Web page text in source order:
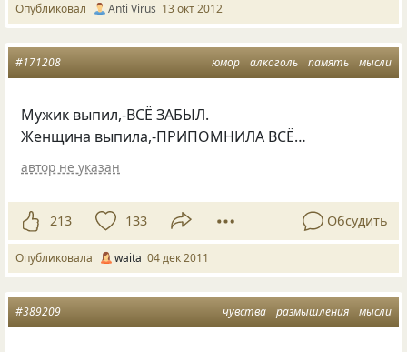
Опубликовал Anti Virus 13 окт 2012
юмор алкоголь память мысли
#171208
Мужик выпил,-ВСЁ ЗАБЫЛ.
Женщина выпила,-ПРИПОМНИЛА ВСЁ…
автор не указан
213 133 Обсудить
Опубликовала waita 04 дек 2011
чувства размышления мысли
#389209